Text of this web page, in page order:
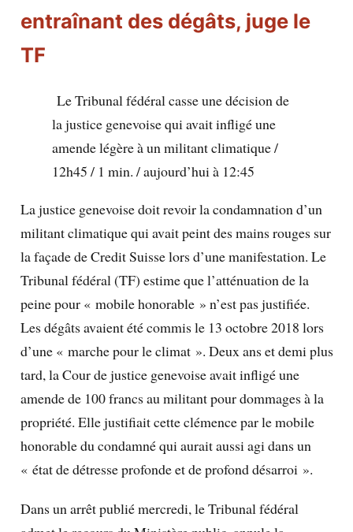
entraînant des dégâts, juge le
TF
Le Tribunal fédéral casse une décision de
la justice genevoise qui avait infligé une
amende légère à un militant climatique /
12h45 / 1 min. / aujourd’hui à 12:45
La justice genevoise doit revoir la condamnation d’un
militant climatique qui avait peint des mains rouges sur
la façade de Credit Suisse lors d’une manifestation. Le
Tribunal fédéral (TF) estime que l’atténuation de la
peine pour « mobile honorable » n’est pas justifiée.
Les dégâts avaient été commis le 13 octobre 2018 lors
d’une « marche pour le climat ». Deux ans et demi plus
tard, la Cour de justice genevoise avait infligé une
amende de 100 francs au militant pour dommages à la
propriété. Elle justifiait cette clémence par le mobile
honorable du condamné qui aurait aussi agi dans un
« état de détresse profonde et de profond désarroi ».
Dans un arrêt publié mercredi, le Tribunal fédéral